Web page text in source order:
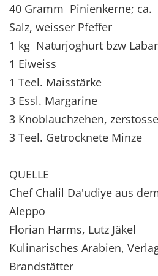
40 Gramm Pinienkerne; ca.
Salz, weisser Pfeffer
1 kg Naturjoghurt bzw
1 Eiweiss
1 Teel. Maisstärke
3 Essl. Margarine
3 Knoblauchzehen,
3 Teel. Getrocknete Minze
QUELLE
Chef Chalil Da'udiye aus
Aleppo
Florian Harms, Lutz Jäkel
Kulinarisches Arabien,
Brandstätter